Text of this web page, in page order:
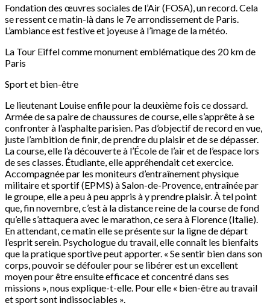
Fondation des œuvres sociales de l’Air (FOSA), un record. Cela
se ressent ce matin-là dans le 7e arrondissement de Paris.
L’ambiance est festive et joyeuse à l’image de la météo.
La Tour Eiffel comme monument emblématique des 20 km de
Paris
Sport et bien-être
Le lieutenant Louise enfile pour la deuxième fois ce dossard.
Armée de sa paire de chaussures de course, elle s’apprête à se
confronter à l’asphalte parisien. Pas d’objectif de record en vue,
juste l’ambition de finir, de prendre du plaisir et de se dépasser.
La course, elle l’a découverte à l’École de l’air et de l’espace lors
de ses classes. Étudiante, elle appréhendait cet exercice.
Accompagnée par les moniteurs d’entraînement physique
militaire et sportif (EPMS) à Salon-de-Provence, entraînée par
le groupe, elle a peu à peu appris à y prendre plaisir. À tel point
que, fin novembre, c’est à la distance reine de la course de fond
qu’elle s’attaquera avec le marathon, ce sera à Florence (Italie).
En attendant, ce matin elle se présente sur la ligne de départ
l’esprit serein. Psychologue du travail, elle connaît les bienfaits
que la pratique sportive peut apporter. « Se sentir bien dans son
corps, pouvoir se défouler pour se libérer est un excellent
moyen pour être ensuite efficace et concentré dans ses
missions », nous explique-t-elle. Pour elle « bien-être au travail
et sport sont indissociables ».